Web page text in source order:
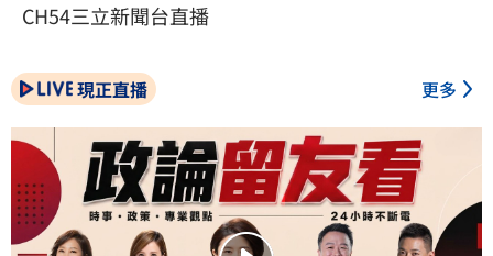
CH54三立新聞台直播
現正直播 更多